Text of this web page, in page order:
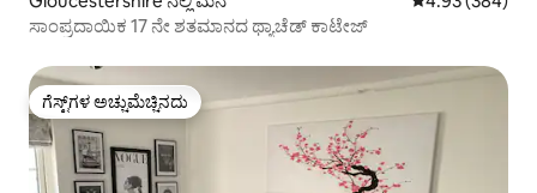
ಸಾಂಪ್ರದಾಯಿಕ 17 ನೇ ಶತಮಾನದ ಥ್ಯಾಚೆಡ್ ಕಾಟೇಜ್
ಗೆಸ್ಟ್‌ಗಳ ಅಚ್ಚುಮೆಚ್ಚಿನದು
ಗೆಸ್ಟ್‌ಗಳ ಅಚ್ಚುಮೆಚ್ಚಿನದು